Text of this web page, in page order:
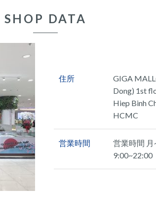
SHOP DATA
住所
GIGA
Dong) 1st
Hiep Binh
HCMC
営業時間
営業時間
9:00~22:00